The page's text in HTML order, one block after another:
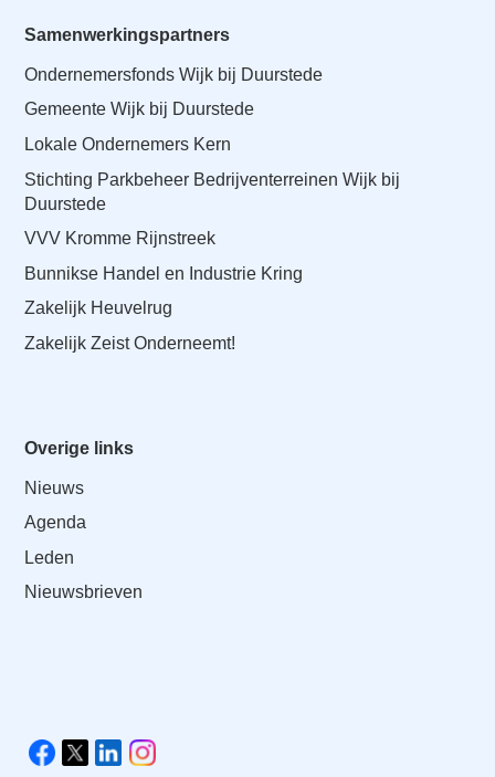
Samenwerkingspartners
Ondernemersfonds Wijk bij Duurstede
Gemeente Wijk bij Duurstede
Lokale Ondernemers Kern
Stichting Parkbeheer Bedrijventerreinen Wijk bij
Duurstede
VVV Kromme Rijnstreek
Bunnikse Handel en Industrie Kring
Zakelijk Heuvelrug
Zakelijk Zeist Onderneemt!
Overige links
Nieuws
Agenda
Leden
Nieuwsbrieven
V
F X L I